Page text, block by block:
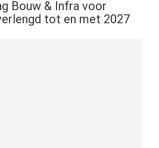
Bouw & Infra voor
tot en met 2027